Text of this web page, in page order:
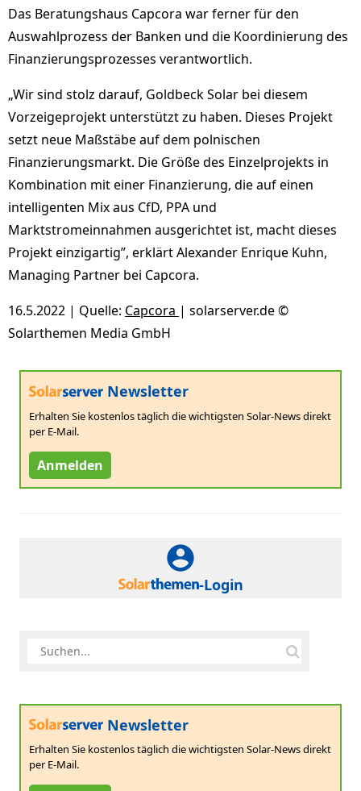
Das Beratungshaus Capcora war ferner für den
Auswahlprozess der Banken und die Koordinierung des
Finanzierungsprozesses verantwortlich.
„Wir sind stolz darauf, Goldbeck Solar bei diesem
Vorzeigeprojekt unterstützt zu haben. Dieses Projekt
setzt neue Maßstäbe auf dem polnischen
Finanzierungsmarkt. Die Größe des Einzelprojekts in
Kombination mit einer Finanzierung, die auf einen
intelligenten Mix aus CfD, PPA und
Marktstromeinnahmen ausgerichtet ist, macht dieses
Projekt einzigartig”, erklärt Alexander Enrique Kuhn,
Managing Partner bei Capcora.
16.5.2022 | Quelle: Capcora | solarserver.de ©
Solarthemen Media GmbH
Newsletter
Erhalten Sie kostenlos täglich die wichtigsten Solar-News direkt
per E-Mail.
Anmelden
-Login
Newsletter
Erhalten Sie kostenlos täglich die wichtigsten Solar-News direkt
per E-Mail.